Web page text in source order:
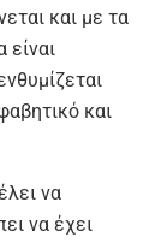
και με τα
και
να
να έχει